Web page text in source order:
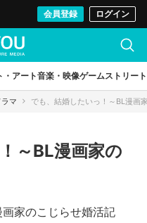
会員登録 ログイン
・アート音楽・映像ゲームストリート
ラマ でも、結婚したいっ！～BL漫画
～BL漫画家の
画家のこじらせ婚活記